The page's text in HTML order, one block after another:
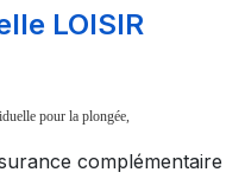
LOISIR
pour la plongée,
complémentaire